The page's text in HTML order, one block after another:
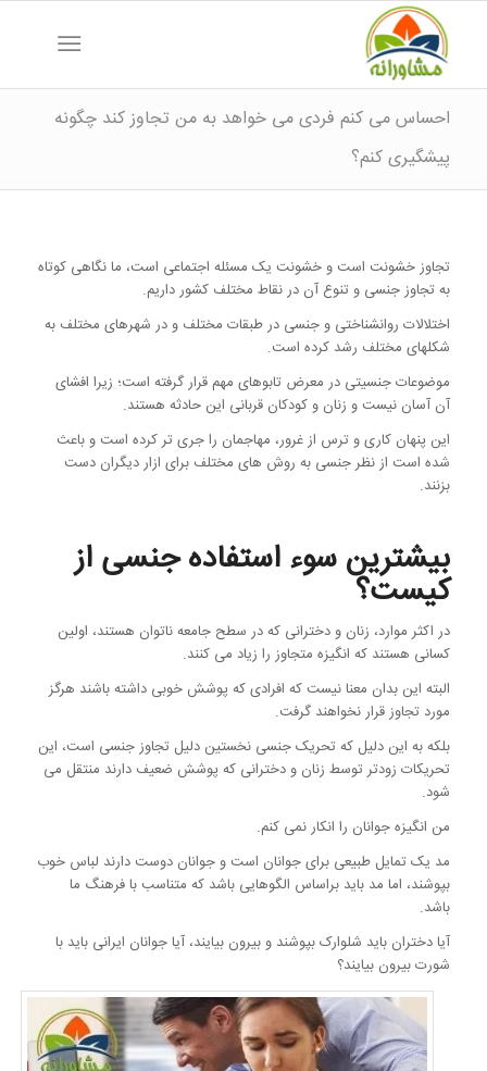
احساس می کنم فردی می خواهد به من تجاوز کند چگونه
پیشگیری کنم؟
تجاوز خشونت است و خشونت یک مسئله اجتماعی است، ما نگاهی کوتاه
به تجاوز جنسی و تنوع آن در نقاط مختلف کشور داریم.
اختلالات روانشناختی و جنسی در طبقات مختلف و در شهرهای مختلف به
شکلهای مختلف رشد کرده است.
موضوعات جنسیتی در معرض تابوهای مهم قرار گرفته است؛ زیرا افشای
آن آسان نیست و زنان و کودکان قربانی این حادثه هستند.
این پنهان کاری و ترس از غرور، مهاجمان را جری تر کرده است و باعث
شده است از نظر جنسی به روش های مختلف برای ازار دیگران دست
بزنند.
بیشترین سوء استفاده جنسی از
کیست؟
در اکثر موارد، زنان و دخترانی که در سطح جامعه ناتوان هستند، اولین
کسانی هستند که انگیزه متجاوز را زیاد می کنند.
البته این بدان معنا نیست که افرادی که پوشش خوبی داشته باشند هرگز
مورد تجاوز قرار نخواهند گرفت.
بلکه به این دلیل که تحریک جنسی نخستین دلیل تجاوز جنسی است، این
تحریکات زودتر توسط زنان و دخترانی که پوشش ضعیف دارند منتقل می
شود.
من انگیزه جوانان را انکار نمی کنم.
مد یک تمایل طبیعی برای جوانان است و جوانان دوست دارند لباس خوب
بپوشند، اما مد باید براساس الگوهایی باشد که متناسب با فرهنگ ما
باشد.
آیا دختران باید شلوارک بپوشند و بیرون بیایند، آیا جوانان ایرانی باید با
شورت بیرون بیایند؟